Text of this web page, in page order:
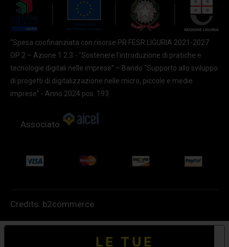
“Spesa coofinanziata con risorse PR FESR LIGURIA 2021-2027
OP 2 – Azione 1.2.3 - "Sostenere l'introduzione di pratiche e
tecnologie digitali nelle imprese” – Bando “Supporto allo sviluppo
di progetti di digitalizzazione nelle micro, piccole e medie
imprese” - Anno 2024 pos. 193
Associato
Credits: b2commerce
LE TUE